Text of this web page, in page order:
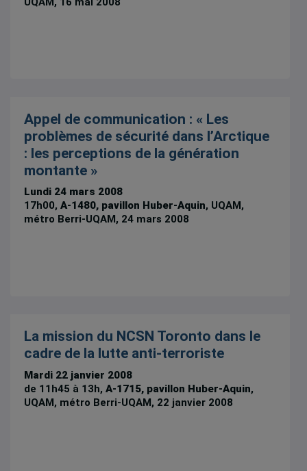
Appel de communication : « Les
problèmes de sécurité dans l’Arctique
: les perceptions de la génération
montante »
Lundi 24 mars 2008
17h00,A-1480, pavillon Huber-Aquin, UQAM,
métro Berri-UQAM, 24 mars 2008
La mission du NCSN Toronto dans le
cadre de la lutte anti-terroriste
Mardi 22 janvier 2008
de 11h45 à 13h,A-1715, pavillon Huber-Aquin,
UQAM, métro Berri-UQAM, 22 janvier 2008